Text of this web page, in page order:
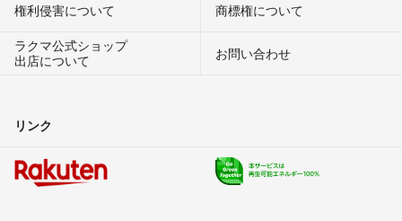
権利侵害について
商標権について
ラクマ公式ショップ
出店について
お問い合わせ
リンク